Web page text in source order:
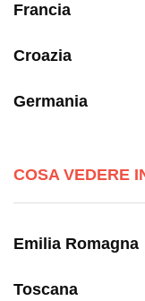
Francia
Croazia
Germania
COSA VEDERE
Emilia Romagna
Toscana